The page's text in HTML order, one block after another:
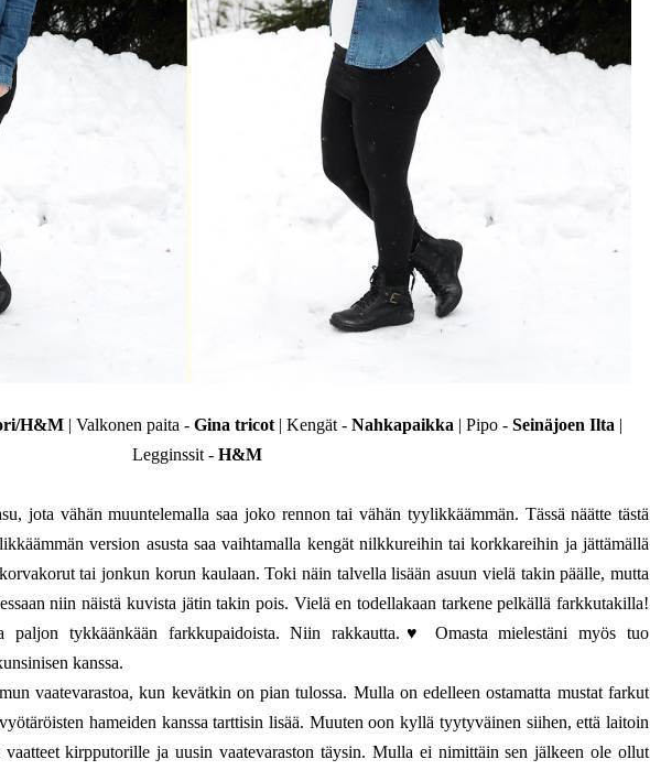
H&M| Valkonen paita - Gina tricot| Kengät - Nahkapaikka | Pipo - Seinäjoen Ilta |
Legginssit - H&M
jota vähän muuntelemalla saa joko rennon tai vähän tyylikkäämmän. Tässä näätte tästä
version asusta saa vaihtamalla kengät nilkkureihin tai korkkareihin ja jättämällä
tai jonkun korun kaulaan. Toki näin talvella lisään asuun vielä takin päälle, mutta
niin näistä kuvista jätin takin pois. Vielä en todellakaan tarkene pelkällä farkkutakilla!
paljon tykkäänkään farkkupaidoista. Niin rakkautta.♥ Omasta mielestäni myös tuo
kanssa.
vaatevarastoa, kun kevätkin on pian tulossa. Mulla on edelleen ostamatta mustat farkut
hameiden kanssa tarttisin lisää. Muuten oon kyllä tyytyväinen siihen, että laitoin
kirpputorille ja uusin vaatevaraston täysin. Mulla ei nimittäin sen jälkeen ole ollut